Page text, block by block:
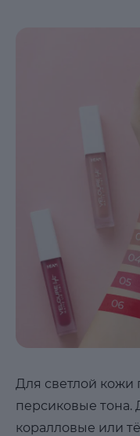
Для светлой кожи
персиковые тона.
коралловые или